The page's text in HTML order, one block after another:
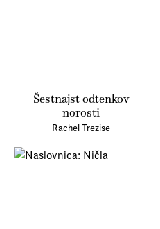
Šestnajst odtenkov
norosti
Rachel Trezise